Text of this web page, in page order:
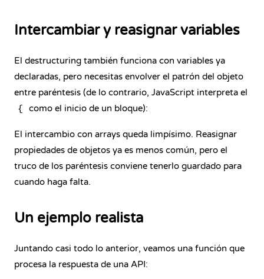
Intercambiar y reasignar variables
El destructuring también funciona con variables ya
declaradas, pero necesitas envolver el patrón del objeto
entre paréntesis (de lo contrario, JavaScript interpreta el
{ como el inicio de un bloque):
El intercambio con arrays queda limpísimo. Reasignar
propiedades de objetos ya es menos común, pero el
truco de los paréntesis conviene tenerlo guardado para
cuando haga falta.
Un ejemplo realista
Juntando casi todo lo anterior, veamos una función que
procesa la respuesta de una API: